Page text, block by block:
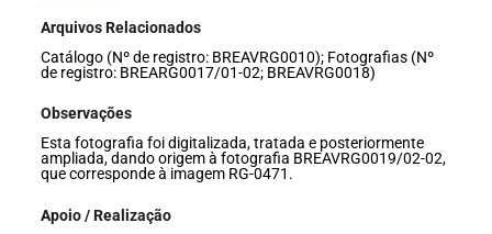
Arquivos Relacionados
Catálogo (Nº de registro: BREAVRG0010); Fotografias (Nº
de registro: BREARG0017/01-02; BREAVRG0018)
Observações
Esta fotografia foi digitalizada, tratada e posteriormente
ampliada, dando origem à fotografia BREAVRG0019/02-02,
que corresponde à imagem RG-0471.
Apoio / Realização